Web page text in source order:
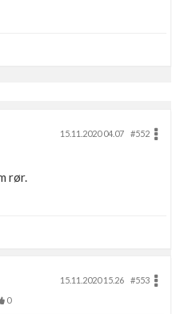
15.11.2020 04.07
#552
rør.
15.11.2020 15.26
#553
0